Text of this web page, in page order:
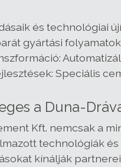
és technológiai
gyártási
Speciális
a Duna-
Kft. nemcsak a
technológiák
kínálják